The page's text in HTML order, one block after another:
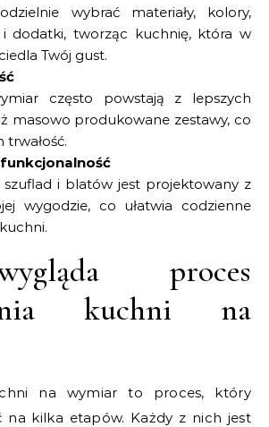
wybrać materiały, kolory,
i dodatki, tworząc kuchnię, która w
Twój gust.
często powstają z lepszych
masowo produkowane zestawy, co
trwałość.
szuflad i blatów jest projektowany z
wygodzie, co ułatwia codzienne
proces
kuchni na
na wymiar to proces, który
na kilka etapów. Każdy z nich jest